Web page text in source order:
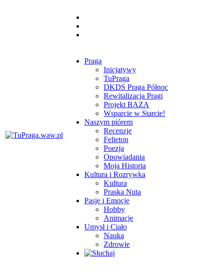
Praga
Inicjatywy
TuPraga
DKDS Praga Północ
Rewitalizacja Pragi
Projekt BAZA
Wsparcie w Starcie!
Naszym piórem
Recenzje
Felieton
Poezja
Opowiadania
Moja Historia
Kultura i Rozrywka
Kultura
Praska Nuta
Pasje i Emocje
Hobby
Animacje
Umysł i Ciało
Nauka
Zdrowie